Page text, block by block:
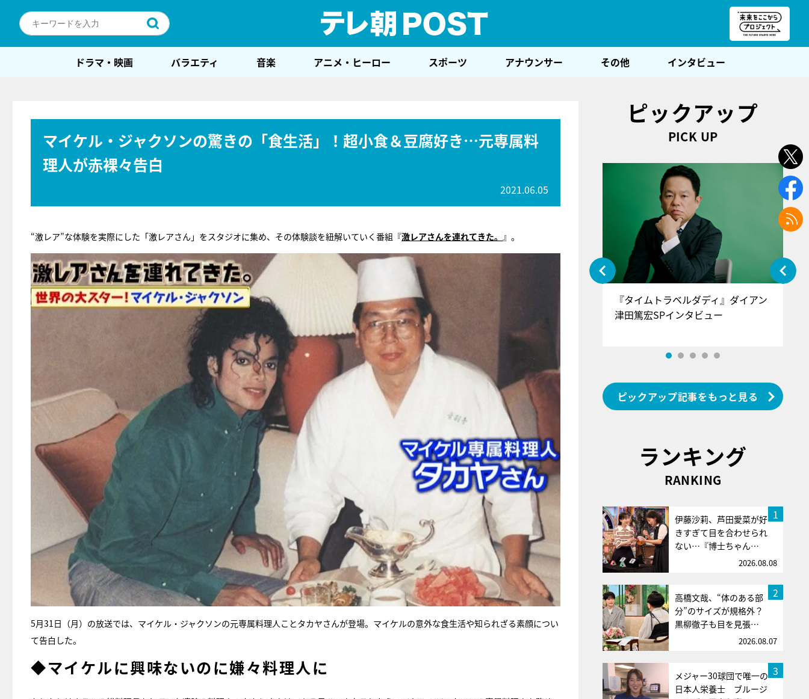
ドラマ・映画 バラエティ 音楽 アニメ・ヒーロー スポーツ アナウンサー その他 インタビュー
マイケル・ジャクソンの驚きの「食生活」！超小食＆豆腐好き…元専属料
理人が赤裸々告白
2021.06.05
“激レア”な体験を実際にした「激レアさん」をスタジオに集め、その体験談を紐解いていく番組『激レアさんを連れてきた。 』。
5月31日（月）の放送では、マイケル・ジャクソンの元専属料理人ことタカヤさんが登場。マイケルの意外な食生活や知られざる素顔につい
て告白した。
◆マイケルに興味ないのに嫌々料理人に
ピックアップ
PICK UP
E齋藤樹愛羅＆佐々木舞香SPインタ
『タイムトラベルダディ』ダイアン
津田篤宏SPインタビュー
ピックアップ記事をもっと見る
ランキング
RANKING
1
伊藤沙莉、芦田愛菜が好
きすぎて目を合わせられ
ない…『博士ちゃん…
2026.08.08
2
高橋文哉、“体のある部
分”のサイズが規格外？
黒柳徹子も目を見張…
2026.08.07
3
メジャー30球団で唯一の
日本人栄養士 ブルージ